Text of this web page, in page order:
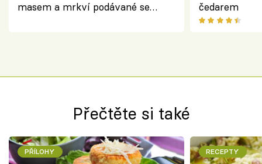
masem a mrkví podávané se
čedarem
Přečtěte si také
PŘÍLOHY RECEPTY